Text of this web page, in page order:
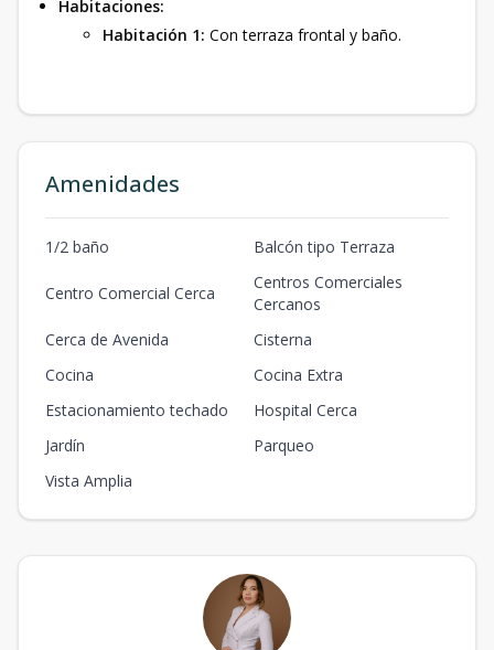
Habitaciones:
Habitación 1: Con terraza frontal y baño.
Amenidades
1/2 baño Balcón tipo Terraza
Centro Comercial Cerca
Centros Comerciales
Cercanos
Cerca de Avenida
Cisterna
Cocina
Cocina Extra
Estacionamiento techado
Hospital Cerca
Jardín
Parqueo
Vista Amplia